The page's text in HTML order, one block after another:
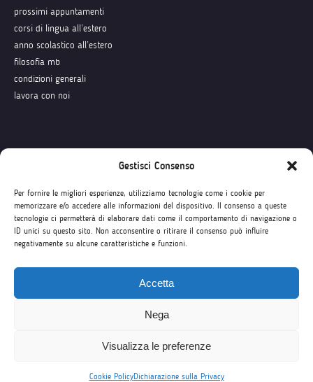
Gestisci Consenso
Per fornire le migliori esperienze, utilizziamo tecnologie come i cookie per
memorizzare e/o accedere alle informazioni del dispositivo. Il consenso a queste
tecnologie ci permetterà di elaborare dati come il comportamento di navigazione o
ID unici su questo sito. Non acconsentire o ritirare il consenso può influire
negativamente su alcune caratteristiche e funzioni.
Accetta
Nega
Visualizza le preferenze
Cookie PolicyDichiarazione sulla Privacy
prossimi appuntamenti
corsi di lingua all’estero
anno scolastico all’estero
filosofia mb
condizioni generali
lavora con noi